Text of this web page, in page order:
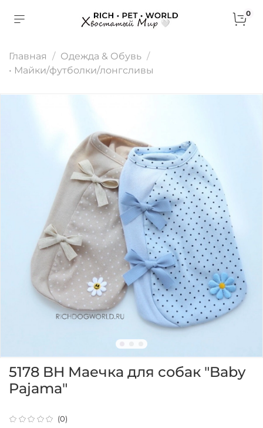
0
Главная
Одежда & Обувь
• Майки/футболки/лонгсливы
(0)
5178 BH Маечка для собак "Baby
Pajama"